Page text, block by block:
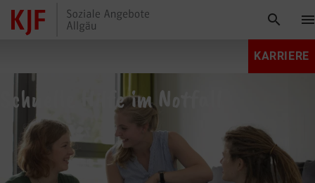
search
KARRIERE
Schnelle Hilfe im Notfall